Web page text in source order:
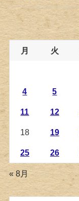
月 火
4 5
11 12
18 19
25 26
« 8月